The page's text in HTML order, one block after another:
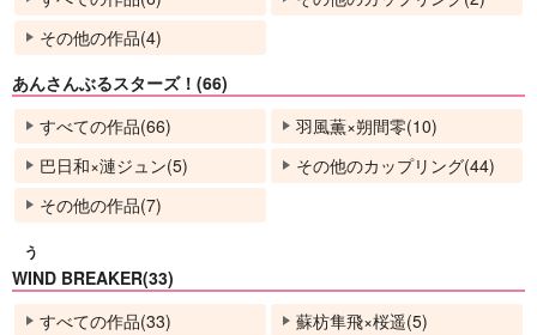
青き星霜
蒼の掘っ建て小屋
専売 1,320円（税込）
鬼滅の刃
冨岡義勇×胡蝶しのぶ
サンプル
back to back
御徒町マーチ
1,415
鬼滅の刃
サンプル
めんどくさくて重いみ
たいなので別れます
我が名はおじさん！
サンプル
その他の作品(4)
あんさんぶるスターズ！(66)
すべての作品(66)
羽風薫×朔間零(10)
巴日和×漣ジュン(5)
その他のカップリング(44)
その他の作品(7)
う
WIND BREAKER(33)
すべての作品(33)
蘇枋隼飛×桜遥(5)